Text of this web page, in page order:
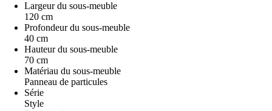
Largeur du sous-meuble
120 cm
Profondeur du sous-meuble
40 cm
Hauteur du sous-meuble
70 cm
Matériau du sous-meuble
Panneau de particules
Série
Style